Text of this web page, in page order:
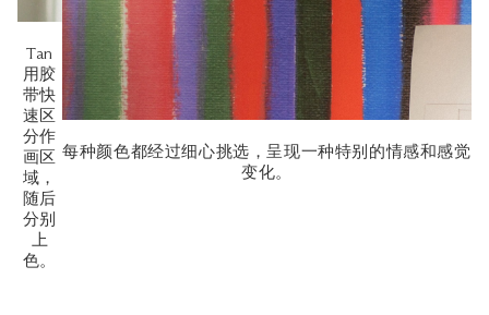
Tan
用胶
带快
速区
分作
画区
域，
随后
分别
上
色。
每种颜色都经过细心挑选，呈现一种特别的情感和感觉
变化。